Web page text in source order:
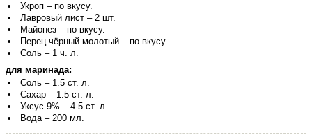
Укроп – по вкусу.
Лавровый лист – 2 шт.
Майонез – по вкусу.
Перец чёрный молотый – по вкусу.
Соль – 1 ч. л.
для маринада:
Соль – 1.5 ст. л.
Сахар – 1.5 ст. л.
Уксус 9% – 4-5 ст. л.
Вода – 200 мл.